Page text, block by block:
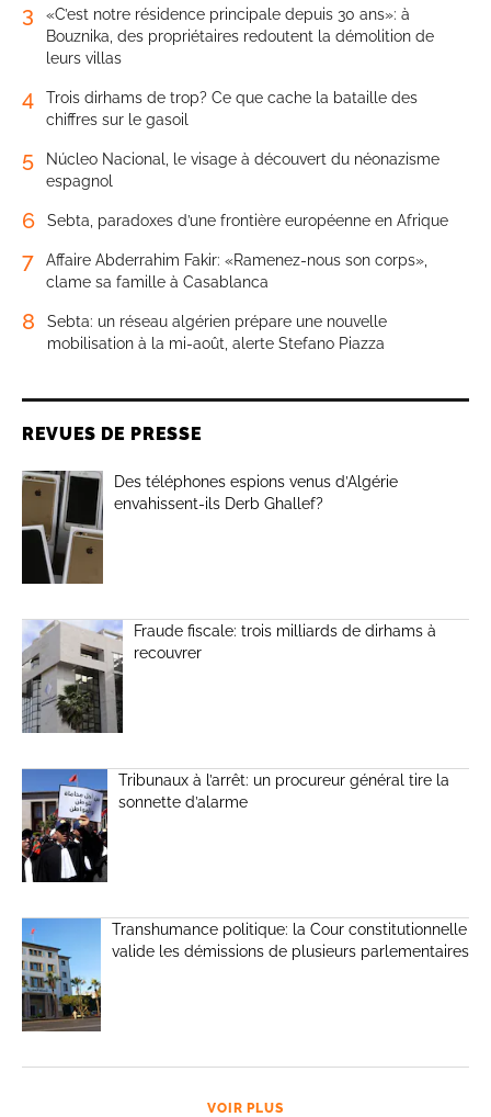
3
«C’est notre résidence principale depuis 30 ans»: à
Bouznika, des propriétaires redoutent la démolition de
leurs villas
4
Trois dirhams de trop? Ce que cache la bataille des
chiffres sur le gasoil
5
Núcleo Nacional, le visage à découvert du néonazisme
espagnol
6 Sebta, paradoxes d’une frontière européenne en Afrique
7
Affaire Abderrahim Fakir: «Ramenez-nous son corps»,
clame sa famille à Casablanca
8
Sebta: un réseau algérien prépare une nouvelle
mobilisation à la mi-août, alerte Stefano Piazza
REVUES DE PRESSE
Des téléphones espions venus d’Algérie
envahissent-ils Derb Ghallef?
Fraude fiscale: trois milliards de dirhams à
recouvrer
Tribunaux à l’arrêt: un procureur général tire la
sonnette d’alarme
Transhumance politique: la Cour constitutionnelle
valide les démissions de plusieurs parlementaires
VOIR PLUS